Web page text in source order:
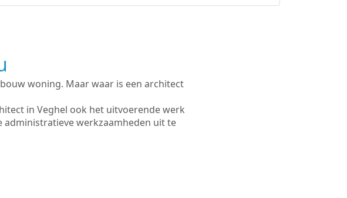
woning. Maar waar is een architect
in Veghel ook het uitvoerende werk
werkzaamheden uit te